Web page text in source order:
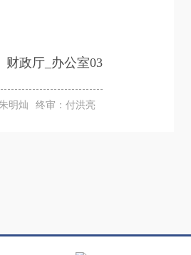
财政厅_办公室03
明灿 终审：付洪亮